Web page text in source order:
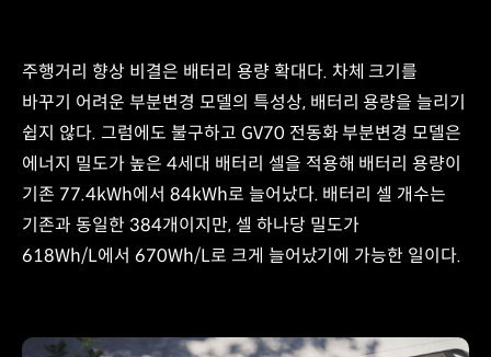
주행거리 향상 비결은 배터리 용량 확대다. 차체 크기를
바꾸기 어려운 부분변경 모델의 특성상, 배터리 용량을 늘리기
쉽지 않다. 그럼에도 불구하고 GV70 전동화 부분변경 모델은
에너지 밀도가 높은 4세대 배터리 셀을 적용해 배터리 용량이
기존 77.4kWh에서 84kWh로 늘어났다. 배터리 셀 개수는
기존과 동일한 384개이지만, 셀 하나당 밀도가
618Wh/L에서 670Wh/L로 크게 늘어났기에 가능한 일이다.